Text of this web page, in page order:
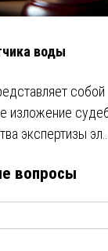
воды
собой
изложение
экспертизы эл…
вопросы